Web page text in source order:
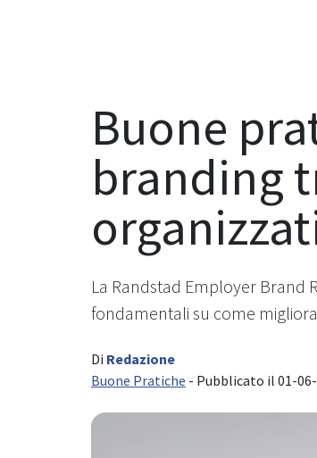
Buone
branding
La Randstad Employer Brand
fondamentali su come
Di Redazione
Buone Pratiche - Pubblicato il 01-